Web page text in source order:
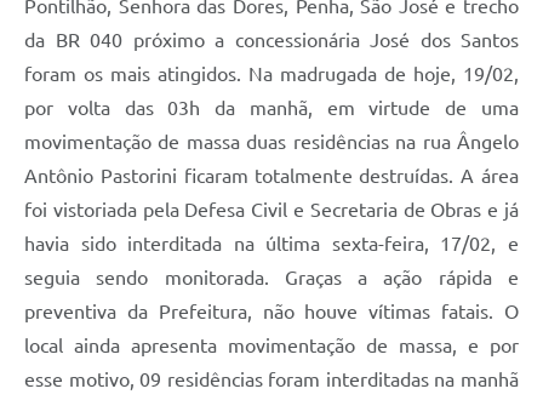
Legislação
Telefones Úteis
SIC
Pontilhão, Senhora das Dores, Penha, São José e trecho
da BR 040 próximo a concessionária José dos Santos
foram os mais atingidos. Na madrugada de hoje, 19/02,
por volta das 03h da manhã, em virtude de uma
movimentação de massa duas residências na rua Ângelo
Antônio Pastorini ficaram totalmente destruídas. A área
foi vistoriada pela Defesa Civil e Secretaria de Obras e já
havia sido interditada na última sexta-feira, 17/02, e
seguia sendo monitorada. Graças a ação rápida e
preventiva da Prefeitura, não houve vítimas fatais. O
local ainda apresenta movimentação de massa, e por
esse motivo, 09 residências foram interditadas na manhã